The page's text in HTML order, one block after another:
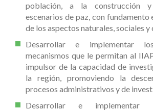
población, a la construcción
escenarios de paz, con fundamento
de los aspectos naturales, sociales y
Desarrollar e implementar
mecanismos que le permitan al
impulsor de la capacidad de
la región, promoviendo la
procesos administrativos y de
Desarrollar e